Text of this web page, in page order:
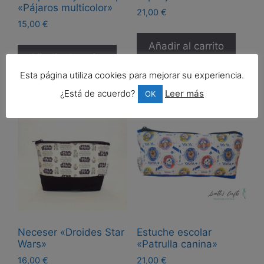
«Pájaros multicolor»
15,00 €
Añadir al carrito
21,00 €
Añadir al carrito
Neceser «Droides Star
Wars»
16,00 €
Estuche escolar
«Patrulla canina»
21,00 €
Esta página utiliza cookies para mejorar su experiencia.
¿Está de acuerdo?
OK Leer más